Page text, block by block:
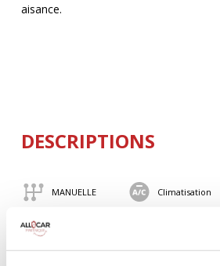
aisance.
DESCRIPTIONS
MANUELLE Climatisation
BLUETOOTH
Valise